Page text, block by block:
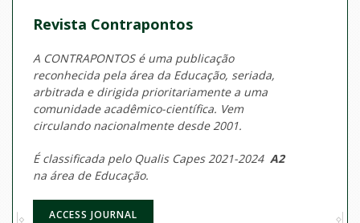
Revista Contrapontos
A CONTRAPONTOS é uma publicação
reconhecida pela área da Educação, seriada,
arbitrada e dirigida prioritariamente a uma
comunidade acadêmico-científica. Vem
circulando nacionalmente desde 2001.
É classificada pelo Qualis Capes 2021-2024 A2
na área de Educação.
ACCESS JOURNAL